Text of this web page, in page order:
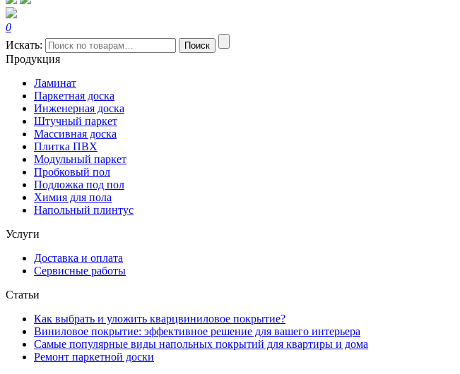
0
Искать:
Поиск
Продукция
Ламинат
Паркетная доска
Инженерная доска
Штучный паркет
Массивная доска
Плитка ПВХ
Модульный паркет
Пробковый пол
Подложка под пол
Химия для пола
Напольный плинтус
Услуги
Доставка и оплата
Сервисные работы
Статьи
Как выбрать и уложить кварцвиниловое покрытие?
Виниловое покрытие: эффективное решение для вашего интерьера
Самые популярные виды напольных покрытий для квартиры и дома
Ремонт паркетной доски